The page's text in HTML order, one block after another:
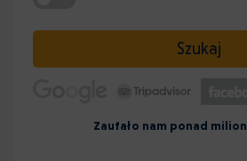
Szukaj
Zaufało nam ponad